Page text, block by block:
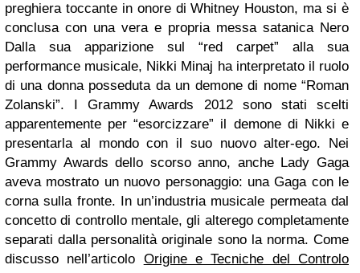
preghiera toccante in onore di Whitney Houston, ma si è
conclusa con una vera e propria messa satanica Nero
Dalla sua apparizione sul “red carpet” alla sua
performance musicale, Nikki Minaj ha interpretato il ruolo
di una donna posseduta da un demone di nome “Roman
Zolanski”. I Grammy Awards 2012 sono stati scelti
apparentemente per “esorcizzare” il demone di Nikki e
presentarla al mondo con il suo nuovo alter-ego. Nei
Grammy Awards dello scorso anno, anche Lady Gaga
aveva mostrato un nuovo personaggio: una Gaga con le
corna sulla fronte. In un’industria musicale permeata dal
concetto di controllo mentale, gli alterego completamente
separati dalla personalità originale sono la norma. Come
discusso nell’articolo Origine e Tecniche del Controlo